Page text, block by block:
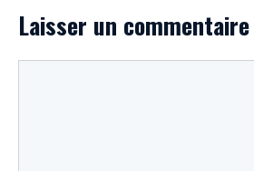
Laisser un commentaire